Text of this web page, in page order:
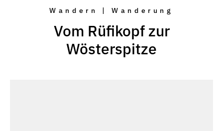
Wandern | Wanderung
Vom Rüfikopf zur
Wösterspitze